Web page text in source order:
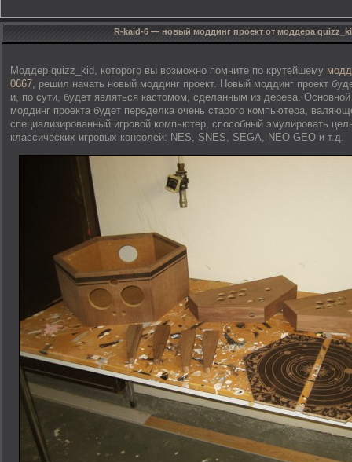
R-kaid-6 — новый моддинг проект от моддера
Моддер quizz_kid, которого вы возможно помните по крутейшему
0667, решил начать новый моддинг проект. Новый моддинг проект
и, по сути, будет являться кастомом, сделанным из дерева. Основной
моддинг проекта будет переделка очень старого компьютера,
специализированный игровой компьютер, способный эмулировать
классических игровых консолей: NES, SNES, SEGA, NEO GEO и т.д.